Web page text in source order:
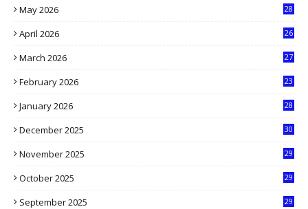
May 2026
28
April 2026
26
March 2026
27
February 2026
23
January 2026
28
December 2025
30
November 2025
29
October 2025
29
September 2025
29